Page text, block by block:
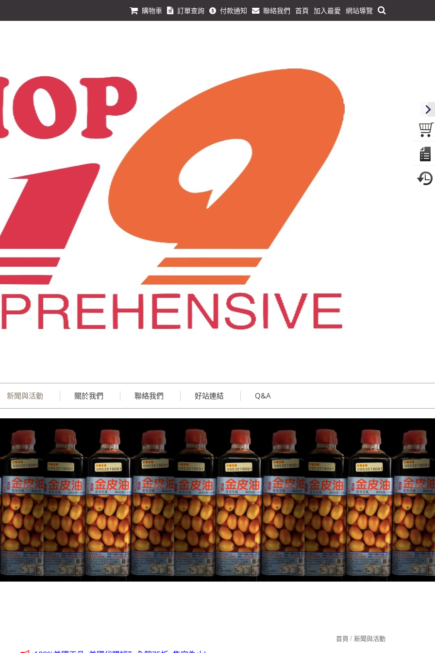
購物車 訂單查詢 付款通知 聯絡我們 首頁 加入最愛 網站導覽
新聞與活動 關於我們 聯絡我們 好站連結 Q&A
首頁 新聞與活動